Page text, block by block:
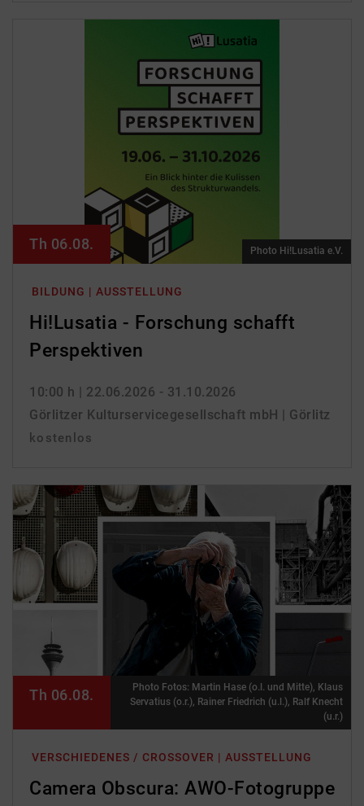
BILDUNG | AUSSTELLUNG
Hi!Lusatia - Forschung schafft
Perspektiven
10:00 h | 22.06.2026 - 31.10.2026
Görlitzer Kulturservicegesellschaft mbH | Görlitz
kostenlos
Th 06.08. Photo Hi!Lusatia e.V.
VERSCHIEDENES / CROSSOVER | AUSSTELLUNG
Camera Obscura: AWO-Fotogruppe
Th 06.08.
Photo Fotos: Martin Hase (o.l. und Mitte), Klaus
Servatius (o.r.), Rainer Friedrich (u.l.), Ralf Knecht
(u.r.)